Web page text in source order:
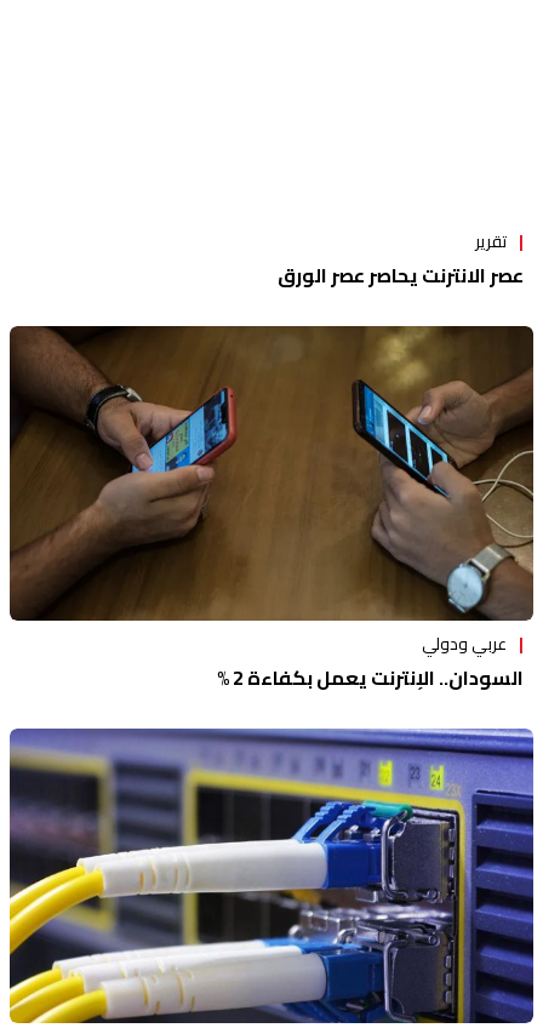
تقرير
عصر الانترنت يحاصر عصر الورق
عربي ودولي
السودان.. الإنترنت يعمل بكفاءة 2 %